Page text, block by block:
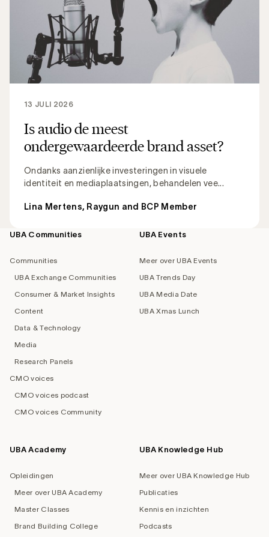
Is audio de meest
ondergewaardeerde brand asset?
Ondanks aanzienlijke investeringen in visuele
identiteit en mediaplaatsingen, behandelen vee...
13 JULI 2026
Lina Mertens, Raygun and BCP Member
Footer
UBA Communities
Communities
UBA Exchange Communities
Consumer & Market Insights
Content
Data & Technology
Media
Research Panels
CMO voices
CMO voices podcast
CMO voices Community
UBA Events
Meer over UBA Events
UBA Trends Day
UBA Media Date
UBA Xmas Lunch
UBA Academy
Opleidingen
Meer over UBA Academy
Master Classes
Brand Building College
UBA Knowledge Hub
Meer over UBA Knowledge Hub
Publicaties
Kennis en inzichten
Podcasts